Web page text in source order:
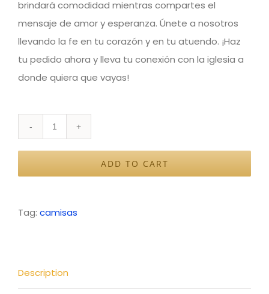
brindará comodidad mientras compartes el
mensaje de amor y esperanza. Únete a nosotros
llevando la fe en tu corazón y en tu atuendo. ¡Haz
tu pedido ahora y lleva tu conexión con la iglesia a
donde quiera que vayas!
Iglesia
ADD TO CART
Tag: camisas
Description